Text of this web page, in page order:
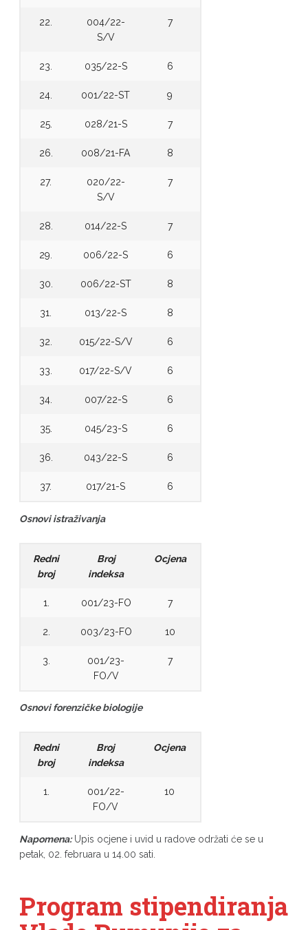
22.
004/22-
S/V
7
23. 035/22-S 6
24. 001/22-ST 9
25. 028/21-S 7
26. 008/21-FA 8
27.
020/22-
S/V
7
28. 014/22-S 7
29. 006/22-S 6
30. 006/22-ST 8
31. 013/22-S 8
32. 015/22-S/V 6
33. 017/22-S/V 6
34. 007/22-S 6
35. 045/23-S 6
36. 043/22-S 6
37. 017/21-S 6
Osnovi istraživanja
Redni
broj
Broj
indeksa
Ocjena
1. 001/23-FO 7
2. 003/23-FO 10
3.
001/23-
FO/V
7
Osnovi forenzičke biologije
Redni
broj
Broj
indeksa
Ocjena
1.
001/22-
FO/V
10
Napomena:Upis ocjene i uvid u radove održati će se u
petak, 02. februara u 14.00 sati.
Program stipendiranja